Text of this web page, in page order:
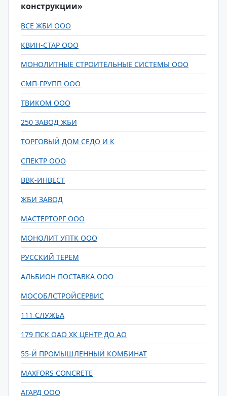
конструкции»
ВСЕ ЖБИ ООО
КВИН-СТАР ООО
МОНОЛИТНЫЕ СТРОИТЕЛЬНЫЕ СИСТЕМЫ ООО
СМП-ГРУПП ООО
ТВИКОМ ООО
250 ЗАВОД ЖБИ
ТОРГОВЫЙ ДОМ СЕДО И К
СПЕКТР ООО
ВВК-ИНВЕСТ
ЖБИ ЗАВОД
МАСТЕРТОРГ ООО
МОНОЛИТ УПТК ООО
РУССКИЙ ТЕРЕМ
АЛЬБИОН ПОСТАВКА ООО
МОСОБЛСТРОЙСЕРВИС
111 СЛУЖБА
179 ПСК ОАО ХК ЦЕНТР ДО АО
55-Й ПРОМЫШЛЕННЫЙ КОМБИНАТ
MAXFORS CONCRETE
АГАРД ООО